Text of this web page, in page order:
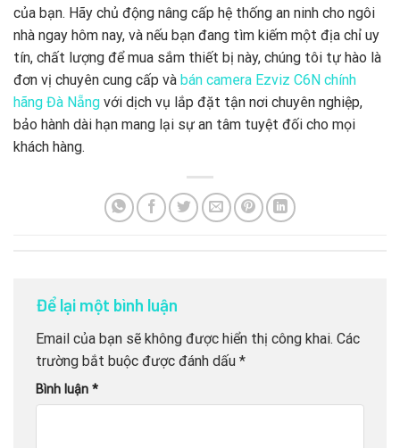
của bạn. Hãy chủ động nâng cấp hệ thống an ninh cho ngôi
nhà ngay hôm nay, và nếu bạn đang tìm kiếm một địa chỉ uy
tín, chất lượng để mua sắm thiết bị này, chúng tôi tự hào là
đơn vị chuyên cung cấp và bán camera Ezviz C6N chính
hãng Đà Nẵng với dịch vụ lắp đặt tận nơi chuyên nghiệp,
bảo hành dài hạn mang lại sự an tâm tuyệt đối cho mọi
khách hàng.
Để lại một bình luận
Email của bạn sẽ không được hiển thị công khai. Các
trường bắt buộc được đánh dấu *
Bình luận *